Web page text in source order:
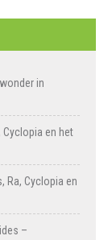
in
Cyclopia en het
Ra, Cyclopia en
–